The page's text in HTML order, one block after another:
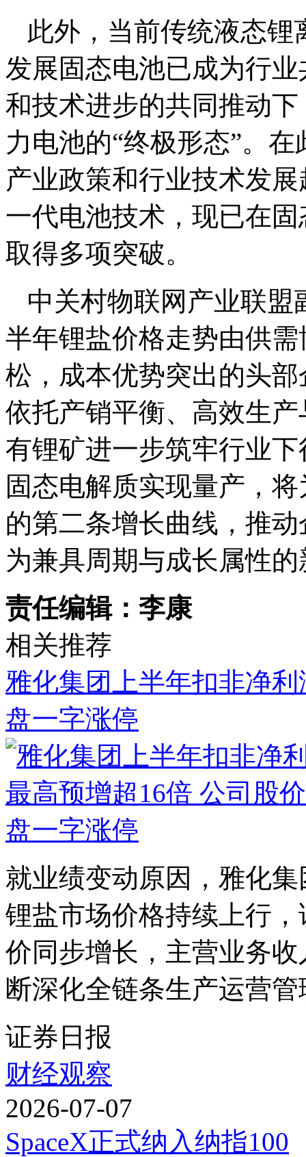
此外，当前传统液态
发展固态电池已成为行
和技术进步的共同推动
力电池的“终极形态”。
产业政策和行业技术发
一代电池技术，现已在
取得多项突破。
中关村物联网产业联盟
半年锂盐价格走势由供
松，成本优势突出的头
依托产销平衡、高效生
有锂矿进一步筑牢行业
固态电解质实现量产，
的第二条增长曲线，推
为兼具周期与成长属性
责任编辑：李康
相关推荐
雅化集团上半年扣非净
盘一字涨停
就业绩变动原因，雅化
锂盐市场价格持续上行
价同步增长，主营业务
断深化全链条生产运营
证券日报
财经观察
2026-07-07
SpaceX正式纳入纳指100